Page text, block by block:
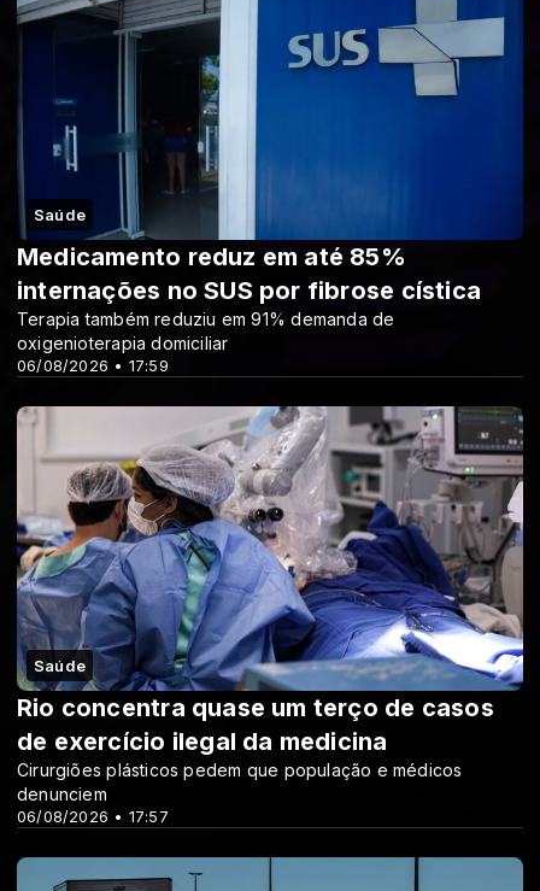
Saúde
06/08/2026 • 17:59
Medicamento reduz em até 85%
internações no SUS por fibrose cística
Terapia também reduziu em 91% demanda de
oxigenioterapia domiciliar
Saúde
06/08/2026 • 17:57
Rio concentra quase um terço de casos
de exercício ilegal da medicina
Cirurgiões plásticos pedem que população e médicos
denunciem